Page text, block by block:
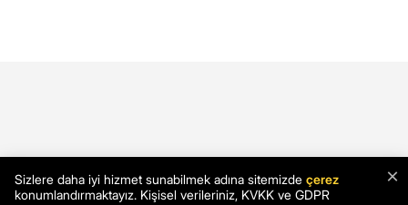
×
Sizlere daha iyi hizmet sunabilmek adına sitemizde çerez
konumlandırmaktayız. Kişisel verileriniz, KVKK ve GDPR